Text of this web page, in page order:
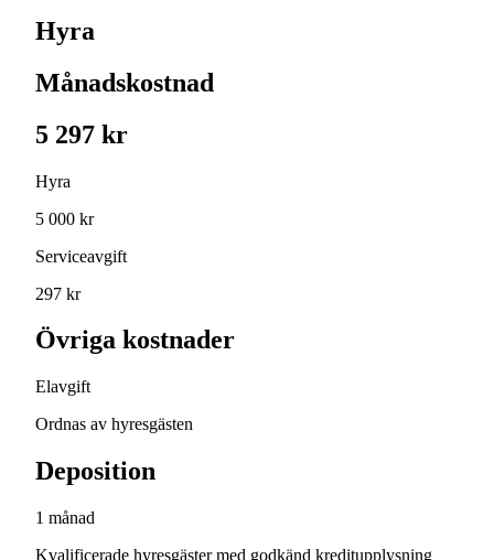
Hyra
Månadskostnad
5 297 kr
Hyra
5 000 kr
Serviceavgift
297 kr
Övriga kostnader
Elavgift
Ordnas av hyresgästen
Deposition
1 månad
Kvalificerade hyresgäster med godkänd kreditupplysning